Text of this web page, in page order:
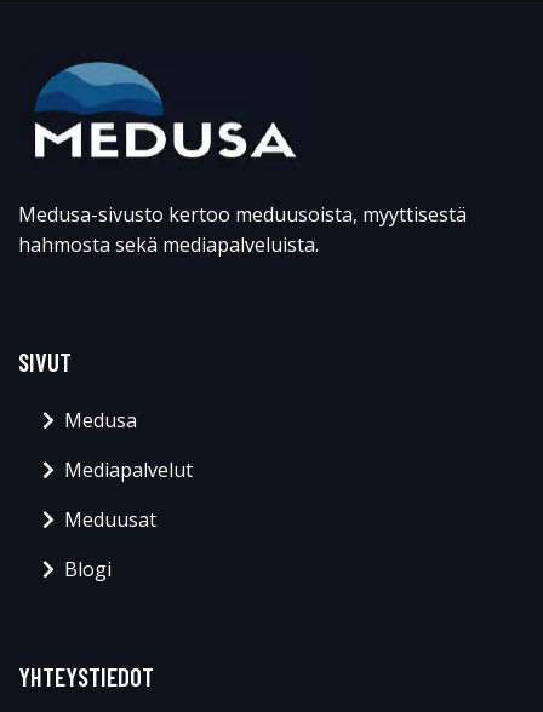
Medusa-sivusto kertoo meduusoista, myyttisestä
hahmosta sekä mediapalveluista.
SIVUT
Medusa
Mediapalvelut
Meduusat
Blogi
YHTEYSTIEDOT